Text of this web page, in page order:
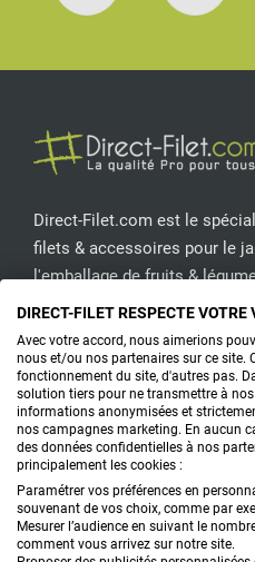
Direct-Filet.com est le
filets & accessoires pour le
l'emballage de fruits &
PRODUITS
CONSEILS
FAQ
DIRECT-FILET RESPECTE VOTRE
Avec votre accord, nous aimerions
nous et/ou nos partenaires sur ce site.
fonctionnement du site, d'autres pas.
solution tiers pour ne transmettre à
informations anonymisées et
nos campagnes marketing. En aucun
des données confidentielles à nos
principalement les cookies :
Paramétrer vos préférences en
souvenant de vos choix, comme par
Mesurer l’audience en suivant le
comment vous arrivez sur notre site.